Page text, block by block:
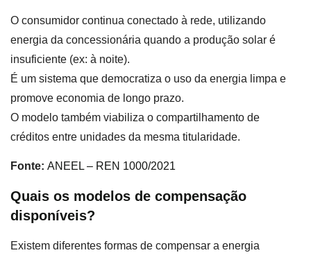
O consumidor continua conectado à rede, utilizando
energia da concessionária quando a produção solar é
insuficiente (ex: à noite).
É um sistema que democratiza o uso da energia limpa e
promove economia de longo prazo.
O modelo também viabiliza o compartilhamento de
créditos entre unidades da mesma titularidade.
Fonte: ANEEL – REN 1000/2021
Quais os modelos de compensação
disponíveis?
Existem diferentes formas de compensar a energia